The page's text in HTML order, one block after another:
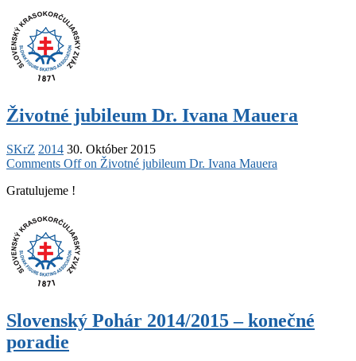
Životné jubileum Dr. Ivana Mauera
SKrZ 2014 30. Október 2015
Comments Offon Životné jubileum Dr. Ivana Mauera
Gratulujeme !
Slovenský Pohár 2014/2015 – konečné
poradie